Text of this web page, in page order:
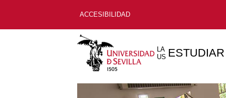
ACCESIBILIDAD
LA
US ESTUDIAR